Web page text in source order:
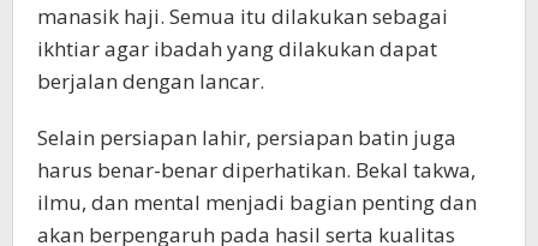
manasik haji. Semua itu dilakukan sebagai
ikhtiar agar ibadah yang dilakukan dapat
berjalan dengan lancar.
Selain persiapan lahir, persiapan batin juga
harus benar-benar diperhatikan. Bekal takwa,
ilmu, dan mental menjadi bagian penting dan
akan berpengaruh pada hasil serta kualitas